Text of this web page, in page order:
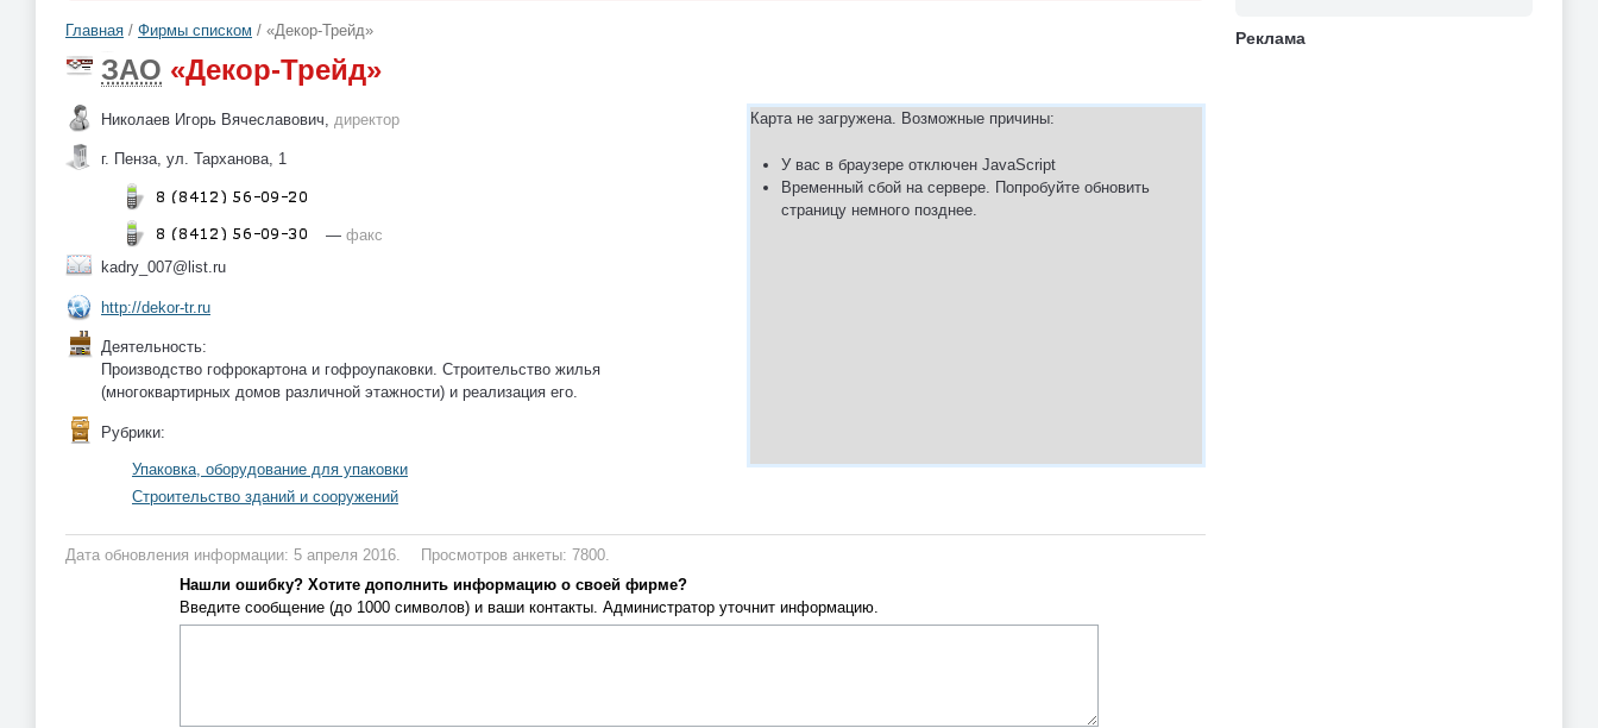
Главная / Фирмы списком / «Декор-Трейд»
ЗАО «Декор-Трейд»
Карта не загружена. Возможные причины:
У вас в браузере отключен JavaScript
Временный сбой на сервере. Попробуйте обновить
страницу немного позднее.
Николаев Игорь Вячеславович, директор
г. Пенза, ул. Тарханова, 1
— факс
kadry_007@list.ru
http://dekor-tr.ru
Деятельность:
Производство гофрокартона и гофроупаковки. Строительство жилья
(многоквартирных домов различной этажности) и реализация его.
Рубрики:
Упаковка, оборудование для упаковки
Строительство зданий и сооружений
Дата обновления информации: 5 апреля 2016.
Просмотров анкеты: 7800.
Нашли ошибку? Хотите дополнить информацию о своей фирме?
Введите сообщение (до 1000 символов) и ваши контакты. Администратор уточнит информацию.
Реклама